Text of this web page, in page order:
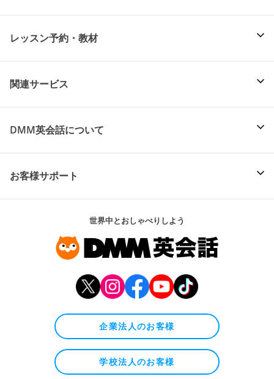
レッスン予約・教材
関連サービス
DMM英会話について
お客様サポート
世界中とおしゃべりしよう
企業法人のお客様
学校法人のお客様